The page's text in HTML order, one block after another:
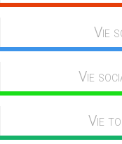
Vie
Vie
Vie